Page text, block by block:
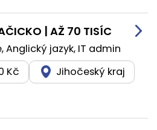
| AŽ 70 TISÍC
Anglický jazyk, IT admin
Kč
Jihočeský kraj